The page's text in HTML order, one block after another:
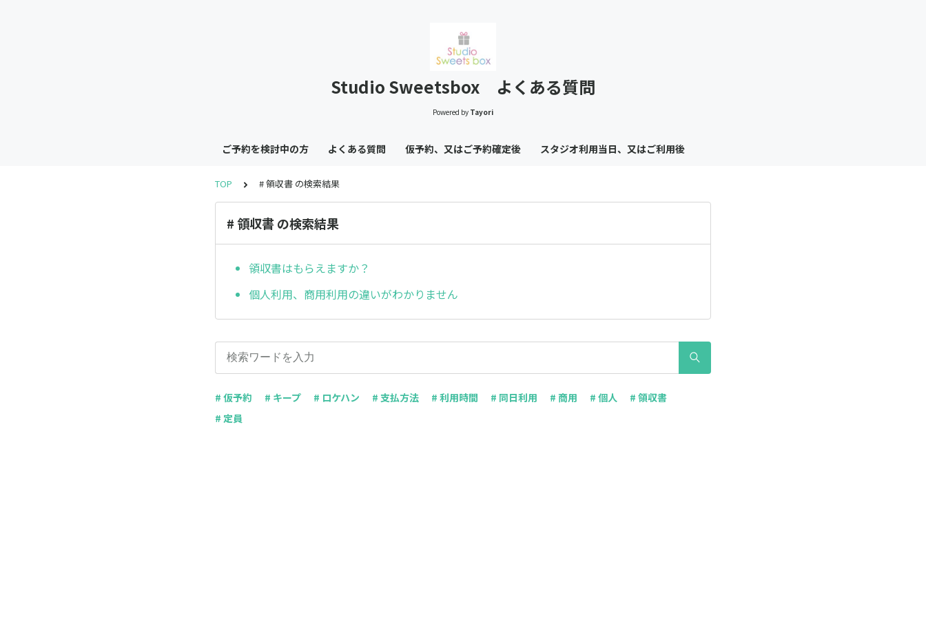
Studio Sweetsbox よくある質問
Powered by Tayori
ご予約を検討中の方 よくある質問 仮予約、又はご予約確定後 スタジオ利用当日、又はご利用後
TOP # 領収書 の検索結果
# 領収書 の検索結果
領収書はもらえますか？
個人利用、商用利用の違いがわかりません
# 仮予約 # キープ # ロケハン # 支払方法 # 利用時間 # 同日利用 # 商用 # 個人
# 領収書
# 定員